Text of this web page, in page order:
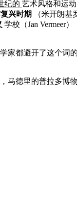
纪的 艺术风格和运
兴时期 （米开朗基
学校（Jan Vermeer
家都避开了这个词
马德里的普拉多博